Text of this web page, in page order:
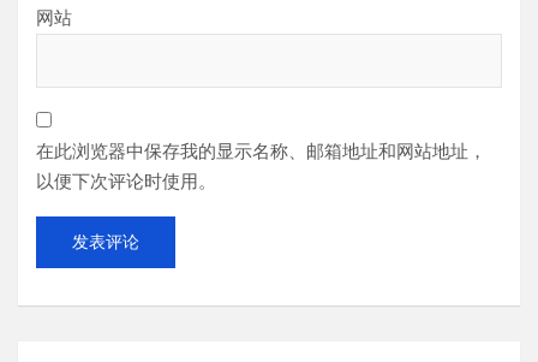
网站
在此浏览器中保存我的显示名称、邮箱地址和网站地址，
以便下次评论时使用。